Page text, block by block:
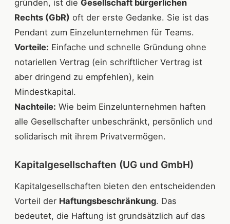
gründen, ist die Gesellschaft bürgerlichen
Rechts (GbR) oft der erste Gedanke. Sie ist das
Pendant zum Einzelunternehmen für Teams.
Vorteile: Einfache und schnelle Gründung ohne
notariellen Vertrag (ein schriftlicher Vertrag ist
aber dringend zu empfehlen), kein
Mindestkapital.
Nachteile: Wie beim Einzelunternehmen haften
alle Gesellschafter unbeschränkt, persönlich und
solidarisch mit ihrem Privatvermögen.
Kapitalgesellschaften (UG und GmbH)
Kapitalgesellschaften bieten den entscheidenden
Vorteil der Haftungsbeschränkung. Das
bedeutet, die Haftung ist grundsätzlich auf das